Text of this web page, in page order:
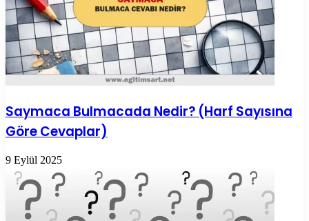
Saymaca Bulmacada Nedir? (Harf Sayısına
Göre Cevaplar)
9 Eylül 2025